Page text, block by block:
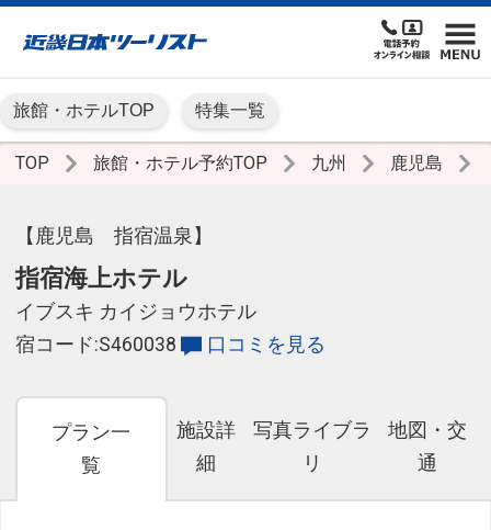
旅館・ホテルTOP 特集一覧
TOP 旅館・ホテル予約TOP 九州 鹿児島
【鹿児島 指宿温泉】
指宿海上ホテル
イブスキ カイジョウホテル
宿コード:S460038
口コミを見る
プラン一
覧
施設詳
細
写真ライブラ
リ
地図・交
通